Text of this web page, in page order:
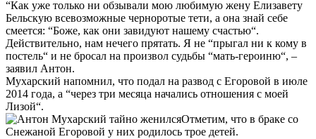
“Как уже только ни обзывали мою любимую жену Елизавету
Бельскую всевозможные черноротые тети, а она знай себе
смеется: “Боже, как они завидуют нашему счастью“.
Действительно, нам нечего прятать. Я не “прыгал ни к кому в
постель“ и не бросал на произвол судьбы “мать-героиню“, –
заявил Антон.
Мухарский напомнил, что подал на развод с Егоровой в июле
2014 года, а “через три месяца начались отношения с моей
Лизой“.
Отметим, что в браке со
Снежаной Егоровой у них родилось трое детей.